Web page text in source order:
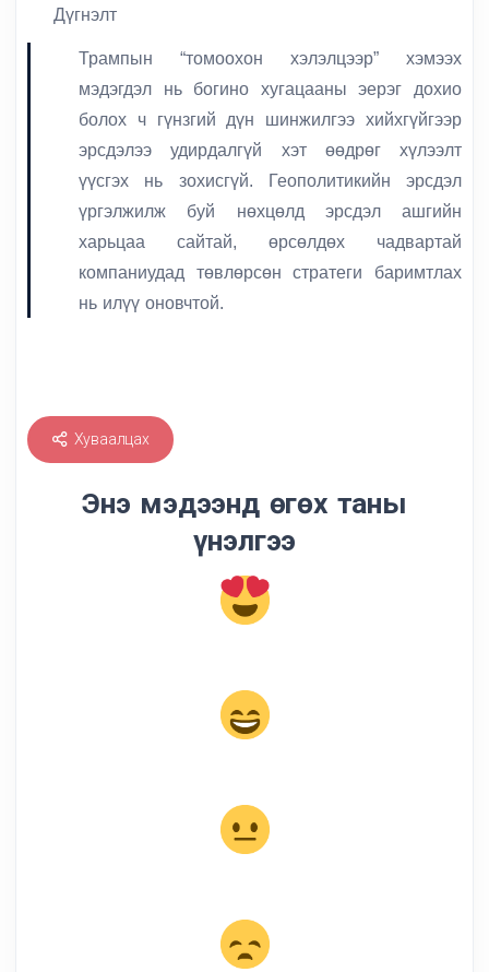
Дүгнэлт
Трампын “томоохон хэлэлцээр” хэмээх
мэдэгдэл нь богино хугацааны эерэг дохио
болох ч гүнзгий дүн шинжилгээ хийхгүйгээр
эрсдэлээ удирдалгүй хэт өөдрөг хүлээлт
үүсгэх нь зохисгүй. Геополитикийн эрсдэл
үргэлжилж буй нөхцөлд эрсдэл ашгийн
харьцаа сайтай, өрсөлдөх чадвартай
компаниудад төвлөрсөн стратеги баримтлах
нь илүү оновчтой.
Хуваалцах
Энэ мэдээнд өгөх таны
үнэлгээ